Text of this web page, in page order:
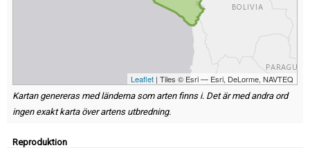
Leaflet | Tiles © Esri — Esri, DeLorme, NAVTEQ
Kartan genereras med länderna som arten finns i. Det är med andra ord
ingen exakt karta över artens utbredning.
Reproduktion